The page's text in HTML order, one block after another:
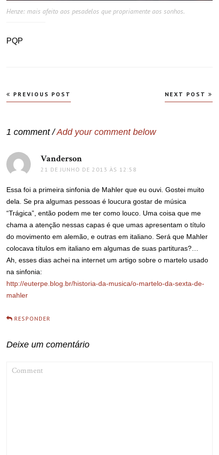
Henze: mais afeito aos pesadelos que propriamente aos sonhos.
PQP
Navegação
de
PREVIOUS POST NEXT POST
1 comment /Add your comment below
Vanderson
21 DE JUNHO DE 2013 ÀS 12:58
Essa foi a primeira sinfonia de Mahler que eu ouvi. Gostei muito
dela. Se pra algumas pessoas é loucura gostar de música
“Trágica”, então podem me ter como louco. Uma coisa que me
chama a atenção nessas capas é que umas apresentam o título
do movimento em alemão, e outras em italiano. Será que Mahler
colocava títulos em italiano em algumas de suas partituras?…
Ah, esses dias achei na internet um artigo sobre o martelo usado
na sinfonia:
http://euterpe.blog.br/historia-da-musica/o-martelo-da-sexta-de-
mahler
RESPONDER
Deixe um comentário